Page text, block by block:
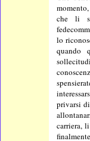
che li
lo
quando
privarsi
carriera,